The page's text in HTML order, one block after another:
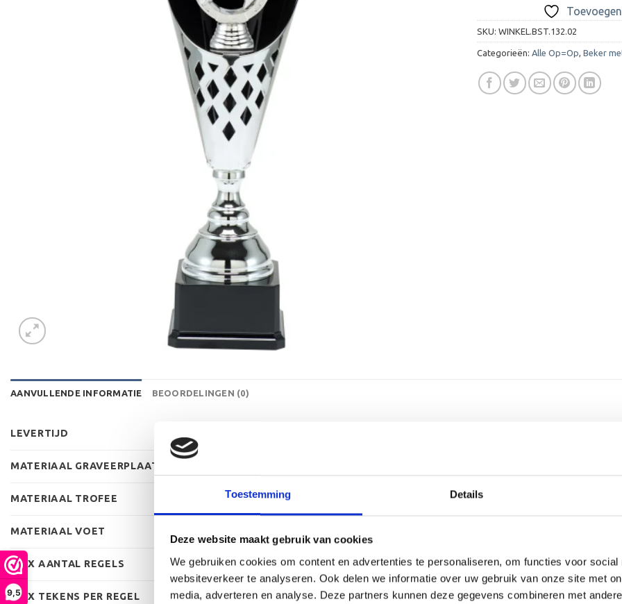
Toestemming Details
Deze website maakt gebruik van cookies
We gebruiken cookies om content en advertenties te personaliseren, om functies voor social
websiteverkeer te analyseren. Ook delen we informatie over uw gebruik van onze site met
media, adverteren en analyse. Deze partners kunnen deze gegevens combineren met
9,5
SKU: WINKEL.BST.132.02
Categorieën: Alle Op=Op Beker
AANVULLENDE INFORMATIE BEOORDELINGEN (0)
LEVERTIJD
MATERIAAL GRAVEERPLAAT
MATERIAAL TROFEE
MATERIAAL VOET
MAX AANTAL REGELS 3
MAX TEKENS PER REGEL 30